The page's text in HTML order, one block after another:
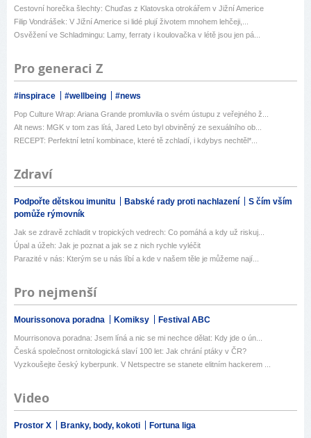
Cestovní horečka šlechty: Chuďas z Klatovska otrokářem v Jižní Americe
Filip Vondrášek: V Jižní Americe si lidé plují životem mnohem lehčeji,...
Osvěžení ve Schladmingu: Lamy, ferraty i koulovačka v létě jsou jen pá...
Pro generaci Z
#inspirace #wellbeing #news
Pop Culture Wrap: Ariana Grande promluvila o svém ústupu z veřejného ž...
Alt news: MGK v tom zas lítá, Jared Leto byl obviněný ze sexuálního ob...
RECEPT: Perfektní letní kombinace, které tě zchladí, i kdybys nechtěl*...
Zdraví
Podpořte dětskou imunitu Babské rady proti nachlazení
S čím vším
pomůže rýmovník
Jak se zdravě zchladit v tropických vedrech: Co pomáhá a kdy už riskuj...
Úpal a úžeh: Jak je poznat a jak se z nich rychle vyléčit
Parazité v nás: Kterým se u nás líbí a kde v našem těle je můžeme nají...
Pro nejmenší
Mourissonova poradna Komiksy Festival ABC
Mourrisonova poradna: Jsem líná a nic se mi nechce dělat: Kdy jde o ún...
Česká společnost ornitologická slaví 100 let: Jak chrání ptáky v ČR?
Vyzkoušejte český kyberpunk. V Netspectre se stanete elitním hackerem ...
Video
Prostor X Branky, body, kokoti Fortuna liga